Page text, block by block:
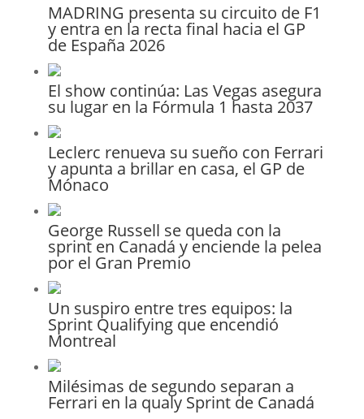
MADRING presenta su circuito de F1
y entra en la recta final hacia el GP
de España 2026
El show continúa: Las Vegas asegura
su lugar en la Fórmula 1 hasta 2037
Leclerc renueva su sueño con Ferrari
y apunta a brillar en casa, el GP de
Mónaco
George Russell se queda con la
sprint en Canadá y enciende la pelea
por el Gran Premio
Un suspiro entre tres equipos: la
Sprint Qualifying que encendió
Montreal
Milésimas de segundo separan a
Ferrari en la qualy Sprint de Canadá